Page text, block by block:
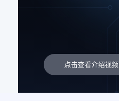
点击查看介绍视频